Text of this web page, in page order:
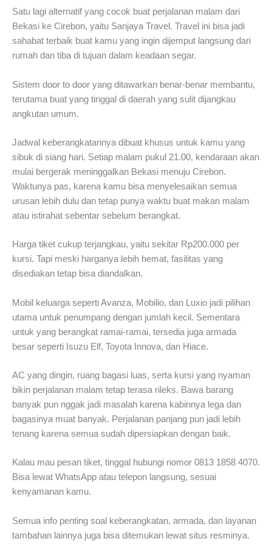
Satu lagi alternatif yang cocok buat perjalanan malam dari
Bekasi ke Cirebon, yaitu Sanjaya Travel. Travel ini bisa jadi
sahabat terbaik buat kamu yang ingin dijemput langsung dari
rumah dan tiba di tujuan dalam keadaan segar.
Sistem door to door yang ditawarkan benar-benar membantu,
terutama buat yang tinggal di daerah yang sulit dijangkau
angkutan umum.
Jadwal keberangkatannya dibuat khusus untuk kamu yang
sibuk di siang hari. Setiap malam pukul 21.00, kendaraan akan
mulai bergerak meninggalkan Bekasi menuju Cirebon.
Waktunya pas, karena kamu bisa menyelesaikan semua
urusan lebih dulu dan tetap punya waktu buat makan malam
atau istirahat sebentar sebelum berangkat.
Harga tiket cukup terjangkau, yaitu sekitar Rp200.000 per
kursi. Tapi meski harganya lebih hemat, fasilitas yang
disediakan tetap bisa diandalkan.
Mobil keluarga seperti Avanza, Mobilio, dan Luxio jadi pilihan
utama untuk penumpang dengan jumlah kecil. Sementara
untuk yang berangkat ramai-ramai, tersedia juga armada
besar seperti Isuzu Elf, Toyota Innova, dan Hiace.
AC yang dingin, ruang bagasi luas, serta kursi yang nyaman
bikin perjalanan malam tetap terasa rileks. Bawa barang
banyak pun nggak jadi masalah karena kabinnya lega dan
bagasinya muat banyak. Perjalanan panjang pun jadi lebih
tenang karena semua sudah dipersiapkan dengan baik.
Kalau mau pesan tiket, tinggal hubungi nomor 0813 1858 4070.
Bisa lewat WhatsApp atau telepon langsung, sesuai
kenyamanan kamu.
Semua info penting soal keberangkatan, armada, dan layanan
tambahan lainnya juga bisa ditemukan lewat situs resminya.